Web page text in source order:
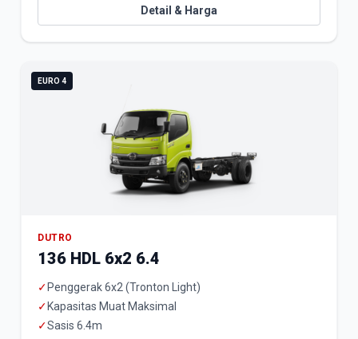
Detail & Harga
EURO 4
DUTRO
136 HDL 6x2 6.4
✓ Penggerak 6x2 (Tronton Light)
✓ Kapasitas Muat Maksimal
✓Sasis 6.4m